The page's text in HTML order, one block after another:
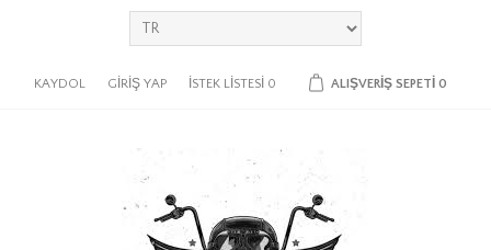
KAYDOL GIRIŞ YAP İSTEK LISTESI 0 ALIŞVERIŞ SEPETI 0